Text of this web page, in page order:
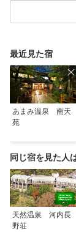
最近見た宿
あまみ温泉 南天
苑
同じ宿を見た人
天然温泉 河内長
野荘